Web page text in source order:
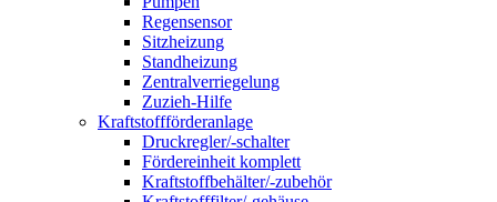
Regensensor
Sitzheizung
Standheizung
Zentralverriegelung
Zuzieh-Hilfe
Kraftstoffförderanlage
Druckregler/-schalter
Fördereinheit komplett
Kraftstoffbehälter/-zubehör